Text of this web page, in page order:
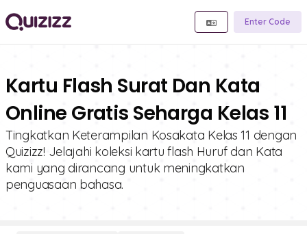
Enter Code
Kartu Flash Surat Dan Kata
Online Gratis Seharga Kelas 11
Tingkatkan Keterampilan Kosakata Kelas 11 dengan
Quizizz! Jelajahi koleksi kartu flash Huruf dan Kata
kami yang dirancang untuk meningkatkan
penguasaan bahasa.